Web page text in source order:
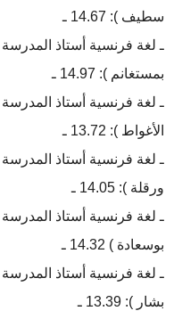
سطيف ): 14.67 ـ
ـ لغة فرنسية أستاذ المدرسة
بمستغانم ): 14.97 ـ
ـ لغة فرنسية أستاذ المدرسة
الأغواط ): 13.72 ـ
ـ لغة فرنسية أستاذ المدرسة
ورقلة ): 14.05 ـ
ـ لغة فرنسية أستاذ المدرسة
بوسعادة ) 14.32 ـ
ـ لغة فرنسية أستاذ المدرسة
بشار ): 13.39 ـ